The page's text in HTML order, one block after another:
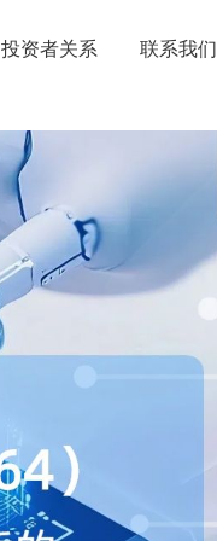
投资者关系 联系我们